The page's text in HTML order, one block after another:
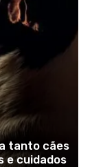
tanto cães
e cuidados